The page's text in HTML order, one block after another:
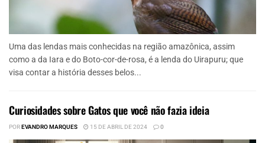
Uma das lendas mais conhecidas na região amazônica, assim
como a da Iara e do Boto-cor-de-rosa, é a lenda do Uirapuru; que
visa contar a história desses belos...
Curiosidades sobre Gatos que você não fazia ideia
POREVANDRO MARQUES 15 DE ABRIL DE 2024 0